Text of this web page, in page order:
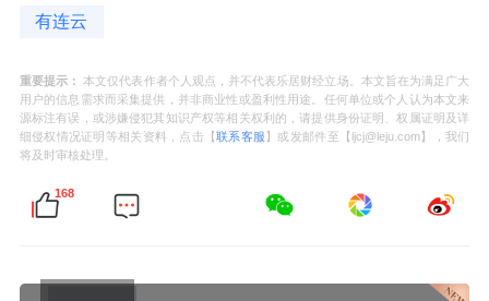
有连云
重要提示： 本文仅代表作者个人观点，并不代表乐居财经立场。本文旨在为满足广大
用户的信息需求而采集提供，并非商业性或盈利性用途。任何单位或个人认为本文来
源标注有误，或涉嫌侵犯其知识产权等相关权利的，请提供身份证明、权属证明及详
细侵权情况证明等相关资料，点击【联系客服 】或发邮件至【ljcj@leju.com】，我们
将及时审核处理。
168